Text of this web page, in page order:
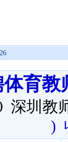
体育教
深圳
)